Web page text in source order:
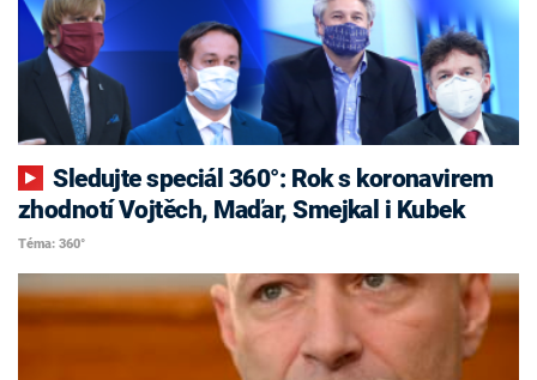
Sledujte speciál 360°: Rok s koronavirem
zhodnotí Vojtěch, Maďar, Smejkal i Kubek
Téma: 360°